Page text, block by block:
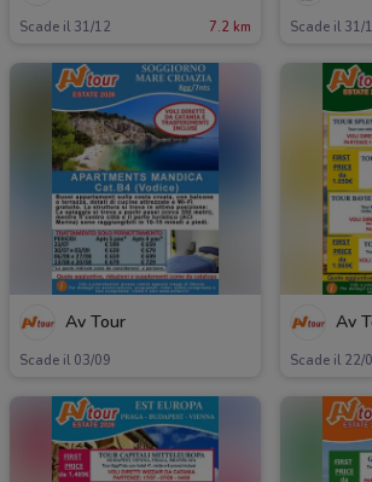
Scade il 31/12 7.2 km Scade il 31/
Av Tour
Scade il 03/09
Av
Scade il 22/